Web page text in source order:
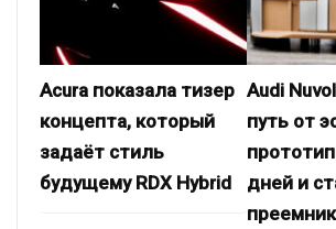
Acura показала тизер
концепта, который
задаёт стиль
будущему RDX Hybrid
Audi
путь от
дней и